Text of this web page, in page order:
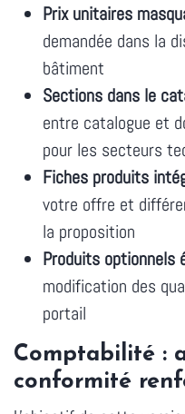
Prix unitaires
demandée dans la
bâtiment
Sections dans le
entre catalogue et
pour les secteurs
Fiches produits
votre offre et
la proposition
Produits optionnels
modification des
portail
Comptabilité :
conformité